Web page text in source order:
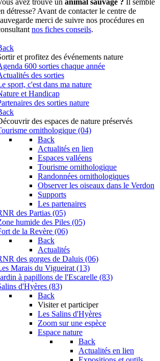
avez trouvé un animal sauvage ? Il semble
détresse? Avant de contacter le centre de
merci de suivre nos procédures en
nos fiches conseils.
et profitez des événements nature
600 sorties chaque année
des sorties
sport, c'est dans ma nature
et Handicap
des sorties nature
des espaces de nature préservés
ornithologique (04)
Back
Actualités en lien
Espaces valléens
Tourisme ornithologique
Randonnées ornithologiques
Observer les oiseaux dans le Verdon
Supports
Les partenaires
des Partias (05)
humide des Piles (05)
de la Revère (06)
Back
Actualités
des gorges de Daluis (06)
Marais du Vigueirat (13)
à papillons de l'Escarelle (83)
d'Hyères (83)
Back
Visiter et participer
Les Salins d'Hyères
Zoom sur une espèce
Espace nature
Back
Actualités en lien